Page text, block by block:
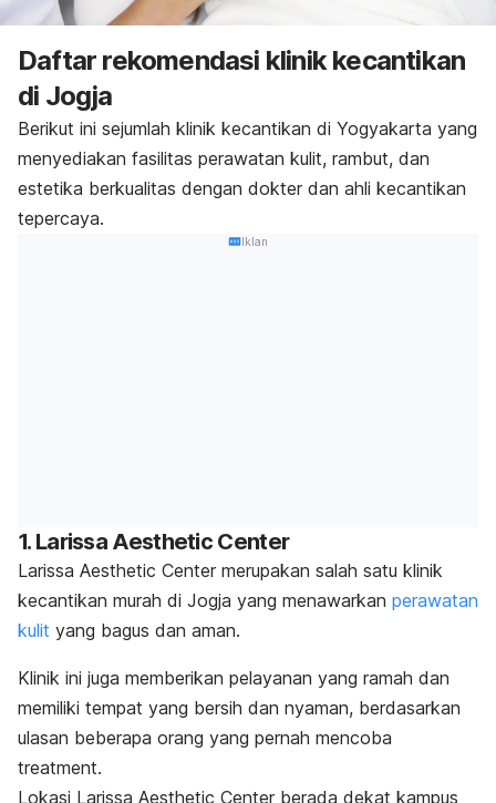
Daftar rekomendasi klinik kecantikan
di Jogja
Berikut ini sejumlah klinik kecantikan di Yogyakarta yang
menyediakan fasilitas perawatan kulit, rambut, dan
estetika berkualitas dengan dokter dan ahli kecantikan
tepercaya.
Iklan
1. Larissa Aesthetic Center
Larissa Aesthetic Center merupakan salah satu klinik
kecantikan murah di Jogja yang menawarkan perawatan
kulit yang bagus dan aman.
Klinik ini juga memberikan pelayanan yang ramah dan
memiliki tempat yang bersih dan nyaman, berdasarkan
ulasan beberapa orang yang pernah mencoba
treatment.
Lokasi Larissa Aesthetic Center berada dekat kampus